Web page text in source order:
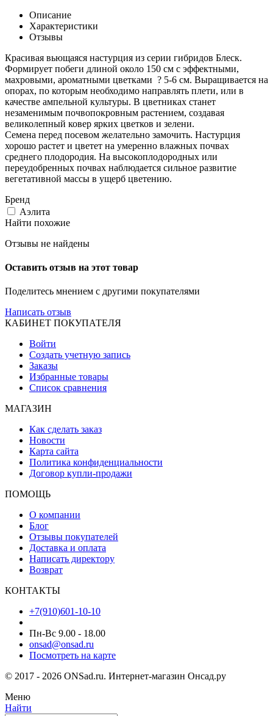
Описание
Характеристики
Отзывы
Красивая вьющаяся настурция из серии гибридов Блеск.
Формирует побеги длиной около 150 см с эффектными,
махровыми, ароматными цветками ? 5-6 см. Выращивается на
опорах, по которым необходимо направлять плети, или в
качестве ампельной культуры. В цветниках станет
незаменимым почвопокровным растением, создавая
великолепный ковер ярких цветков и зелени.
Семена перед посевом желательно замочить. Настурция
хорошо растет и цветет на умеренно влажных почвах
среднего плодородия. На высокоплодородных или
переудобренных почвах наблюдается сильное развитие
вегетативной массы в ущерб цветению.
Бренд
Аэлита
Найти похожие
Отзывы не найдены
Оставить отзыв на этот товар
Поделитесь мнением с другими покупателями
Написать отзыв
КАБИНЕТ ПОКУПАТЕЛЯ
Войти
Создать учетную запись
Заказы
Избранные товары
Список сравнения
МАГАЗИН
Как сделать заказ
Новости
Карта сайта
Политика конфиденциальности
Договор купли-продажи
ПОМОЩЬ
О компании
Блог
Отзывы покупателей
Доставка и оплата
Написать директору
Возврат
КОНТАКТЫ
+7(910)601-10-10
Пн-Вс 9.00 - 18.00
onsad@onsad.ru
Посмотреть на карте
© 2017 - 2026 ONSad.ru. Интернет-магазин Онсад.ру
Меню
Найти